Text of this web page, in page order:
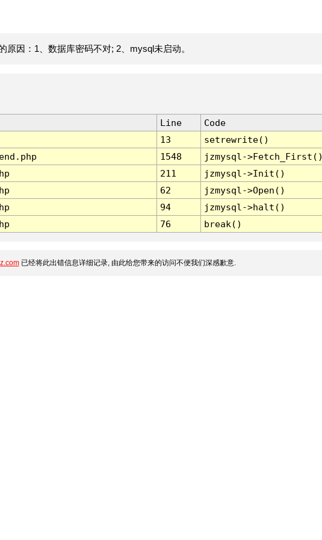
因：1、数据库密码不对; 2、mysql未启动。
Line
Code
13
setrewrite()
1548
jzmysql-
211
jzmysql->Init()
62
jzmysql->Open()
94
jzmysql->halt()
76 break()
已经将此出错信息详细记录, 由此给您带来的访问不便我们深感歉意.